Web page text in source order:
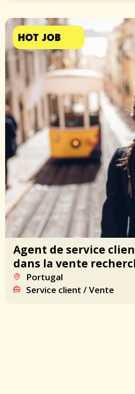
HOT JOB
Agent de service
dans la vente
Portugal
Service client / Vente